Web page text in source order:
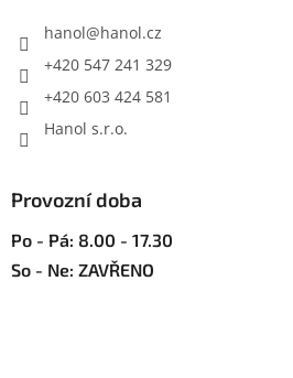
hanol@hanol.cz
+420 547 241 329
+420 603 424 581
Hanol s.r.o.
Provozní doba
Po - Pá: 8.00 - 17.30
So - Ne: ZAVŘENO